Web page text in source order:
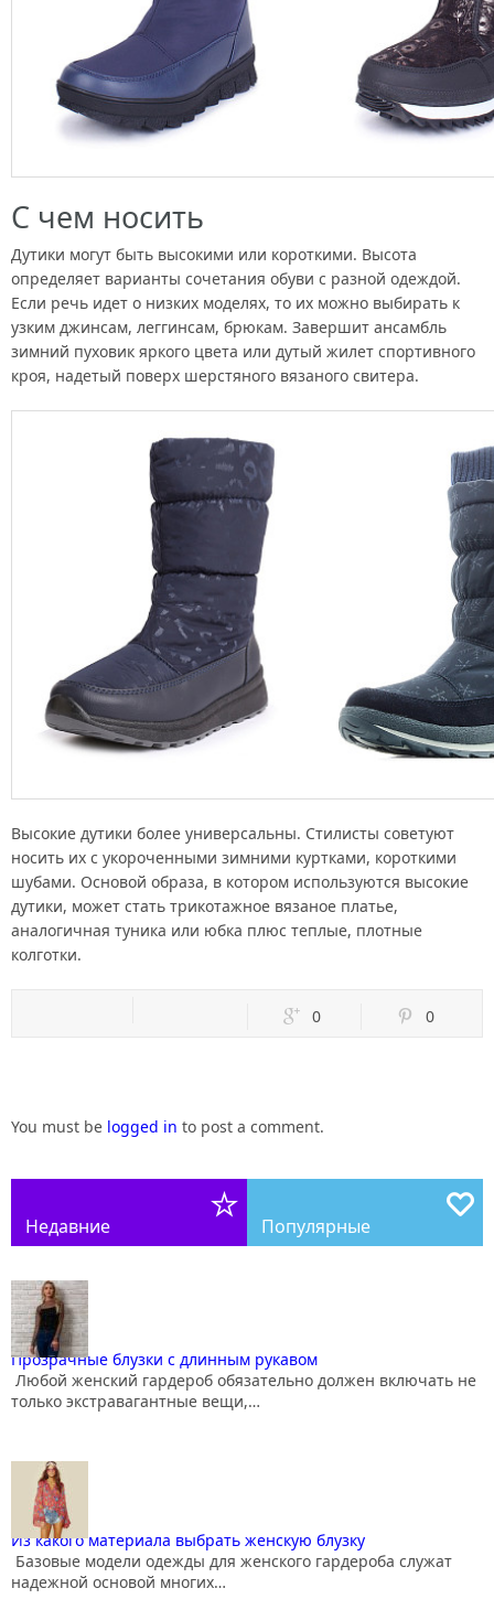
С чем носить
Дутики могут быть высокими или короткими. Высота
определяет варианты сочетания обуви с разной одеждой.
Если речь идет о низких моделях, то их можно выбирать к
узким джинсам, леггинсам, брюкам. Завершит ансамбль
зимний пуховик яркого цвета или дутый жилет спортивного
кроя, надетый поверх шерстяного вязаного свитера.
Высокие дутики более универсальны. Стилисты советуют
носить их с укороченными зимними куртками, короткими
шубами. Основой образа, в котором используются высокие
дутики, может стать трикотажное вязаное платье,
аналогичная туника или юбка плюс теплые, плотные
колготки.
0 0
You must be logged in to post a comment.
Недавние Популярные
Прозрачные блузки с длинным рукавом
Любой женский гардероб обязательно должен включать не
только экстравагантные вещи,…
Из какого материала выбрать женскую блузку
Базовые модели одежды для женского гардероба служат
надежной основой многих…